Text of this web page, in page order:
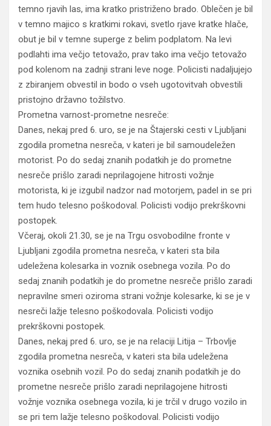
temno rjavih las, ima kratko pristriženo brado. Oblečen je bil
v temno majico s kratkimi rokavi, svetlo rjave kratke hlače,
obut je bil v temne superge z belim podplatom. Na levi
podlahti ima večjo tetovažo, prav tako ima večjo tetovažo
pod kolenom na zadnji strani leve noge. Policisti nadaljujejo
z zbiranjem obvestil in bodo o vseh ugotovitvah obvestili
pristojno državno tožilstvo.
Prometna varnost-prometne nesreče:
Danes, nekaj pred 6. uro, se je na Štajerski cesti v Ljubljani
zgodila prometna nesreča, v kateri je bil samoudeležen
motorist. Po do sedaj znanih podatkih je do prometne
nesreče prišlo zaradi neprilagojene hitrosti vožnje
motorista, ki je izgubil nadzor nad motorjem, padel in se pri
tem hudo telesno poškodoval. Policisti vodijo prekrškovni
postopek.
Včeraj, okoli 21.30, se je na Trgu osvobodilne fronte v
Ljubljani zgodila prometna nesreča, v kateri sta bila
udeležena kolesarka in voznik osebnega vozila. Po do
sedaj znanih podatkih je do prometne nesreče prišlo zaradi
nepravilne smeri oziroma strani vožnje kolesarke, ki se je v
nesreči lažje telesno poškodovala. Policisti vodijo
prekrškovni postopek.
Danes, nekaj pred 6. uro, se je na relaciji Litija – Trbovlje
zgodila prometna nesreča, v kateri sta bila udeležena
voznika osebnih vozil. Po do sedaj znanih podatkih je do
prometne nesreče prišlo zaradi neprilagojene hitrosti
vožnje voznika osebnega vozila, ki je trčil v drugo vozilo in
se pri tem lažje telesno poškodoval. Policisti vodijo